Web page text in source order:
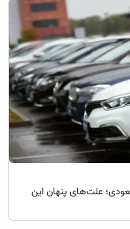
علت‌های پنهان این